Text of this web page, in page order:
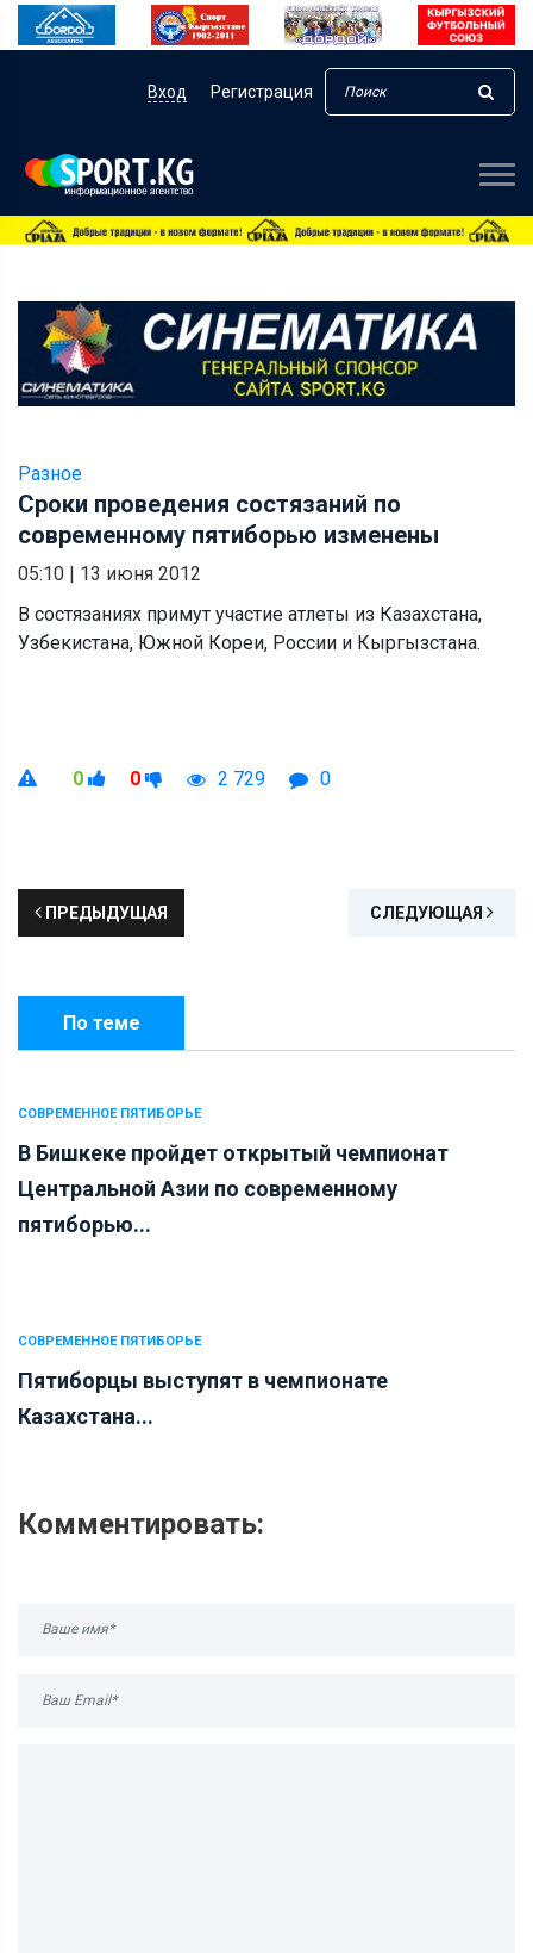
Вход Регистрация
Разное
Сроки проведения состязаний по
современному пятиборью изменены
05:10 | 13 июня 2012
В состязаниях примут участие атлеты из Казахстана,
Узбекистана, Южной Кореи, России и Кыргызстана.
0 0 2 729 0
ПРЕДЫДУЩАЯ СЛЕДУЮЩАЯ
По теме
СОВРЕМЕННОЕ ПЯТИБОРЬЕ
В Бишкеке пройдет открытый чемпионат
Центральной Азии по современному
пятиборью...
СОВРЕМЕННОЕ ПЯТИБОРЬЕ
Пятиборцы выступят в чемпионате
Казахстана...
Комментировать: